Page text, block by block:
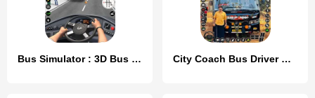
Bus Simulator : 3D Bus Games City Coach Bus Driver Games 3D